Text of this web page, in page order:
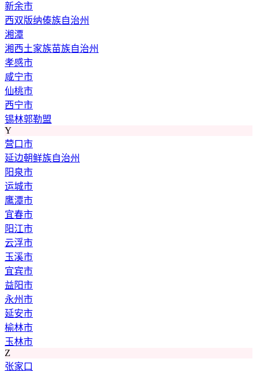
新余市
西双版纳傣族自治州
湘潭
湘西土家族苗族自治州
孝感市
咸宁市
仙桃市
西宁市
锡林郭勒盟
Y
营口市
延边朝鲜族自治州
阳泉市
运城市
鹰潭市
宜春市
阳江市
云浮市
玉溪市
宜宾市
益阳市
永州市
延安市
榆林市
玉林市
Z
张家口